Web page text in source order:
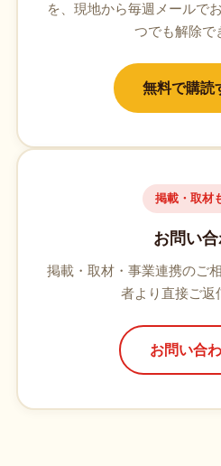
を、現地から毎週メールで
つでも解除で
無料で購読
掲載・取材
お問い
掲載・取材・事業連携のご
者より直接ご返
お問い合